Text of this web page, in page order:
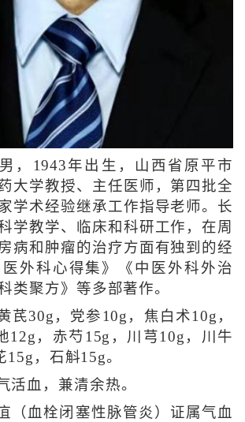
，1943年出生，山西省原平市
大学教授、主任医师，第四批全
学术经验继承工作指导老师。长
学教学、临床和科研工作，在周
病和肿瘤的治疗方面有独到的经
外科心得集》《中医外科外治
类聚方》等多部著作。
芪30g，党参10g，焦白术10g，
12g，赤芍15g，川芎10g，川牛
，石斛15g。
活血，兼清余热。
（血栓闭塞性脉管炎）证属气血